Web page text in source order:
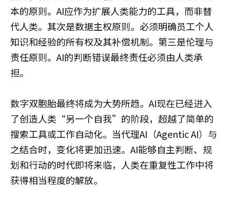
本的原则。AI应作为扩展人类能力的工具，而非替
代人类。其次是数据主权原则。必须明确员工个人
知识和经验的所有权及其补偿机制。第三是伦理与
责任原则。AI的判断错误最终责任必须由人类承
担。
数字双胞胎最终将成为大势所趋。AI现在已经进入
了创造人类“另一个自我”的阶段，超越了简单的
搜索工具或工作自动化。当代理AI（Agentic AI）与
之结合时，变化将更加迅速。AI能够自主判断、规
划和行动的时代即将来临，人类在重复性工作中将
获得相当程度的解放。